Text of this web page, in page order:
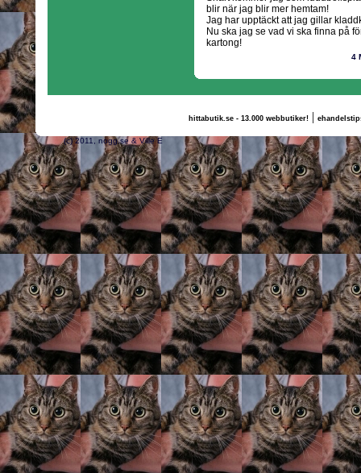
blir när jag blir mer hemtam!
Jag har upptäckt att jag gillar
Nu ska jag se vad vi ska finna på
kartong!
4
hittabutik.se - 13.000 webbutiker!|
(c) 2011, nogg.se & Ville E